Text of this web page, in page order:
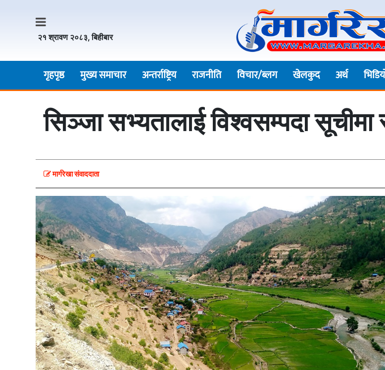
२१ श्रावण २०८३, बिहीबार
गृहपृष्ठ मुख्य समाचार अन्तर्राष्ट्रिय राजनीति विचार/ब्लग खेलकुद अर्थ
सिञ्जा सभ्यतालाई विश्वसम्पदा सूचीमा
मार्गरेखा संवाददाता